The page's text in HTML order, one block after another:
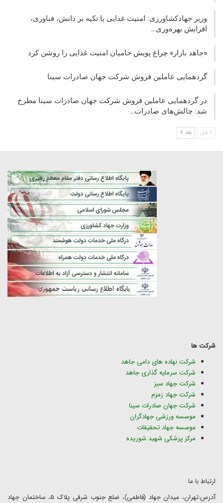
وزیر جهادکشاورزی: امنیت غذایی با تکیه بر دانش، فناوری،
افزایش بهره‌وری…
«جاهد بازار» چراغ پویش حامیان امنیت غذایی را روشن کرد
گردهمایی عاملین فروش شرکت جهان صادرات سینا
در گردهمایی عاملین فروش شرکت جهان صادرات سینا مطرح
شد: چالش‌های صادرات…
قبل بعد
شرکت ها
شرکت نهاده های دامی جاهد
شرکت سرمایه گذاری جاهد
شرکت جهاد سبز
شرکت جهاد زمزم
شرکت جهان صادرات سینا
موسسه ورزشی جهادگران
موسسه جهاد تحقیقات
مرکز پزشکی شهید شوریده
ارتباط با ما
آدرس:تهران، میدان جهاد (فاطمی)، ضلع جنوب شرقی پلاک ۵، ساختمان جهاد